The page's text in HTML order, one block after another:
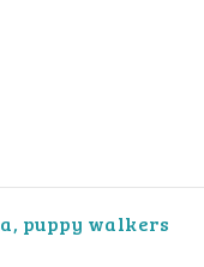
puppy walkers